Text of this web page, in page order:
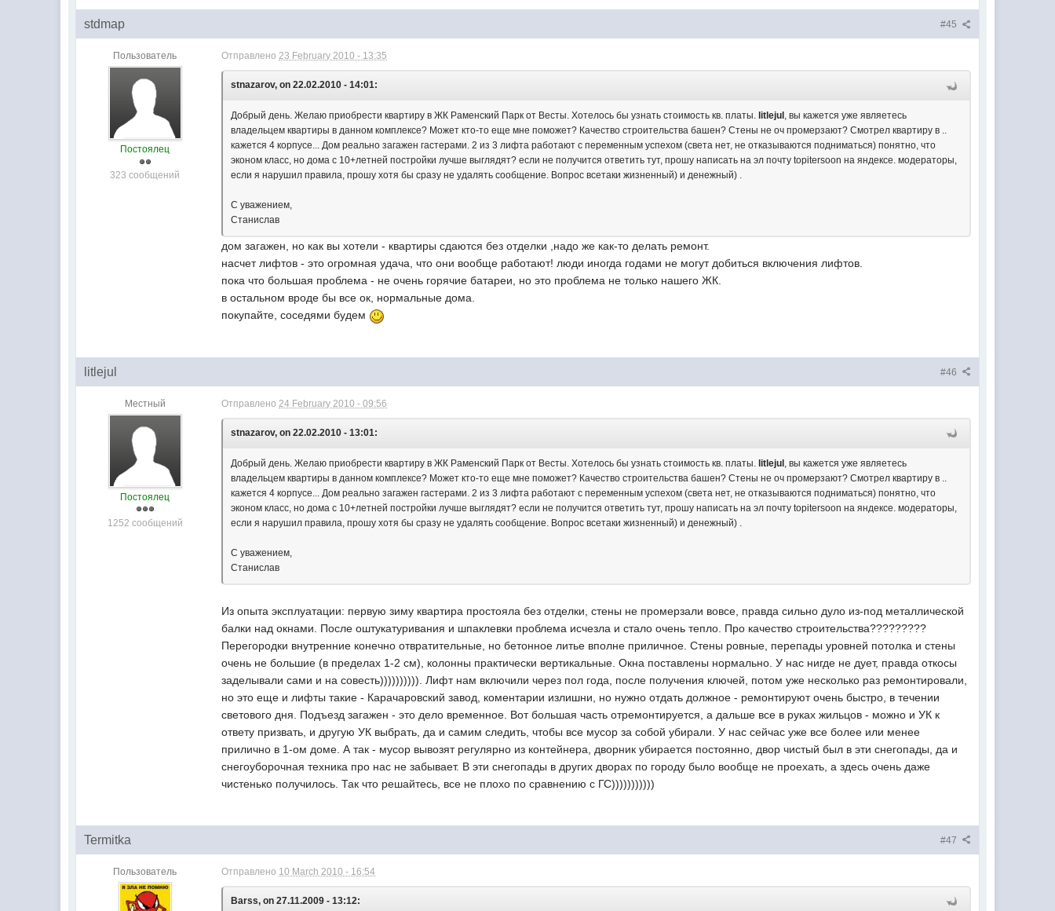
#45
stdmap
Пользователь
Постоялец
323 сообщений
Отправлено23 February 2010 - 13:35
stnazarov, on 22.02.2010 - 14:01:
Добрый день. Желаю приобрести квартиру в ЖК Раменский Парк от Весты. Хотелось бы узнать стоимость кв. платы. litlejul , вы кажется уже являетесь
владельцем квартиры в данном комплексе? Может кто-то еще мне поможет? Качество строительства башен? Стены не оч промерзают? Смотрел квартиру в ..
кажется 4 корпусе... Дом реально загажен гастерами. 2 из 3 лифта работают с переменным успехом (света нет, не отказываются подниматься) понятно, что
эконом класс, но дома с 10+летней постройки лучше выглядят? если не получится ответить тут, прошу написать на эл почту topitersoon на яндексе. модераторы,
если я нарушил правила, прошу хотя бы сразу не удалять сообщение. Вопрос всетаки жизненный) и денежный) .
С уважением,
Станислав
дом загажен, но как вы хотели - квартиры сдаются без отделки ,надо же как-то делать ремонт.
насчет лифтов - это огромная удача, что они вообще работают! люди иногда годами не могут добиться включения лифтов.
пока что большая проблема - не очень горячие батареи, но это проблема не только нашего ЖК.
в остальном вроде бы все ок, нормальные дома.
покупайте, соседями будем
#46
litlejul
Местный
Постоялец
1252 сообщений
Отправлено 24 February 2010 - 09:56
stnazarov, on 22.02.2010 - 13:01:
Добрый день. Желаю приобрести квартиру в ЖК Раменский Парк от Весты. Хотелось бы узнать стоимость кв. платы.litlejul , вы кажется уже являетесь
владельцем квартиры в данном комплексе? Может кто-то еще мне поможет? Качество строительства башен? Стены не оч промерзают? Смотрел квартиру в ..
кажется 4 корпусе... Дом реально загажен гастерами. 2 из 3 лифта работают с переменным успехом (света нет, не отказываются подниматься) понятно, что
эконом класс, но дома с 10+летней постройки лучше выглядят? если не получится ответить тут, прошу написать на эл почту topitersoon на яндексе. модераторы,
если я нарушил правила, прошу хотя бы сразу не удалять сообщение. Вопрос всетаки жизненный) и денежный) .
С уважением,
Станислав
Из опыта эксплуатации: первую зиму квартира простояла без отделки, стены не промерзали вовсе, правда сильно дуло из-под металлической
балки над окнами. После оштукатуривания и шпаклевки проблема исчезла и стало очень тепло. Про качество строительства?????????
Перегородки внутренние конечно отвратительные, но бетонное литье вполне приличное. Стены ровные, перепады уровней потолка и стены
очень не большие (в пределах 1-2 см), колонны практически вертикальные. Окна поставлены нормально. У нас нигде не дует, правда откосы
заделывали сами и на совесть)))))))))). Лифт нам включили через пол года, после получения ключей, потом уже несколько раз ремонтировали,
но это еще и лифты такие - Карачаровский завод, коментарии излишни, но нужно отдать должное - ремонтируют очень быстро, в течении
светового дня. Подъезд загажен - это дело временное. Вот большая часть отремонтируется, а дальше все в руках жильцов - можно и УК к
ответу призвать, и другую УК выбрать, да и самим следить, чтобы все мусор за собой убирали. У нас сейчас уже все более или менее
прилично в 1-ом доме. А так - мусор вывозят регулярно из контейнера, дворник убирается постоянно, двор чистый был в эти снегопады, да и
снегоуборочная техника про нас не забывает. В эти снегопады в других дворах по городу было вообще не проехать, а здесь очень даже
чистенько получилось. Так что решайтесь, все не плохо по сравнению с ГС)))))))))))
#47
Termitka
Пользователь Отправлено 10 March 2010 - 16:54
Barss, on 27.11.2009 - 13:12: